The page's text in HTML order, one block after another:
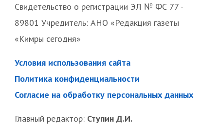
Свидетельство о регистрации ЭЛ № ФС 77 -
89801 Учредитель: АНО «Редакция газеты
«Кимры сегодня»
Условия использования сайта
Политика конфиденциальности
Согласие на обработку персональных данных
Главный редактор: Ступин Д.И.